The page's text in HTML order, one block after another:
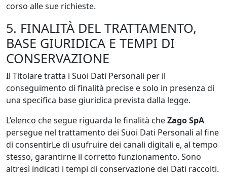
corso alle sue richieste.
5. FINALITÀ DEL TRATTAMENTO,
BASE GIURIDICA E TEMPI DI
CONSERVAZIONE
Il Titolare tratta i Suoi Dati Personali per il
conseguimento di finalità precise e solo in presenza di
una specifica base giuridica prevista dalla legge.
L’elenco che segue riguarda le finalità cheZago SpA
persegue nel trattamento dei Suoi Dati Personali al fine
di consentirLe di usufruire dei canali digitali e, al tempo
stesso, garantirne il corretto funzionamento. Sono
altresì indicati i tempi di conservazione dei Dati raccolti.